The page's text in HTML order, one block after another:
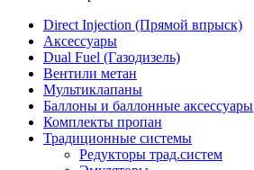
Direct Injection (Прямой впрыск)
Аксессуары
Dual Fuel (Газодизель)
Вентили метан
Мультиклапаны
Баллоны и баллонные аксессуары
Комплекты пропан
Традиционные системы
Редукторы трад.систем